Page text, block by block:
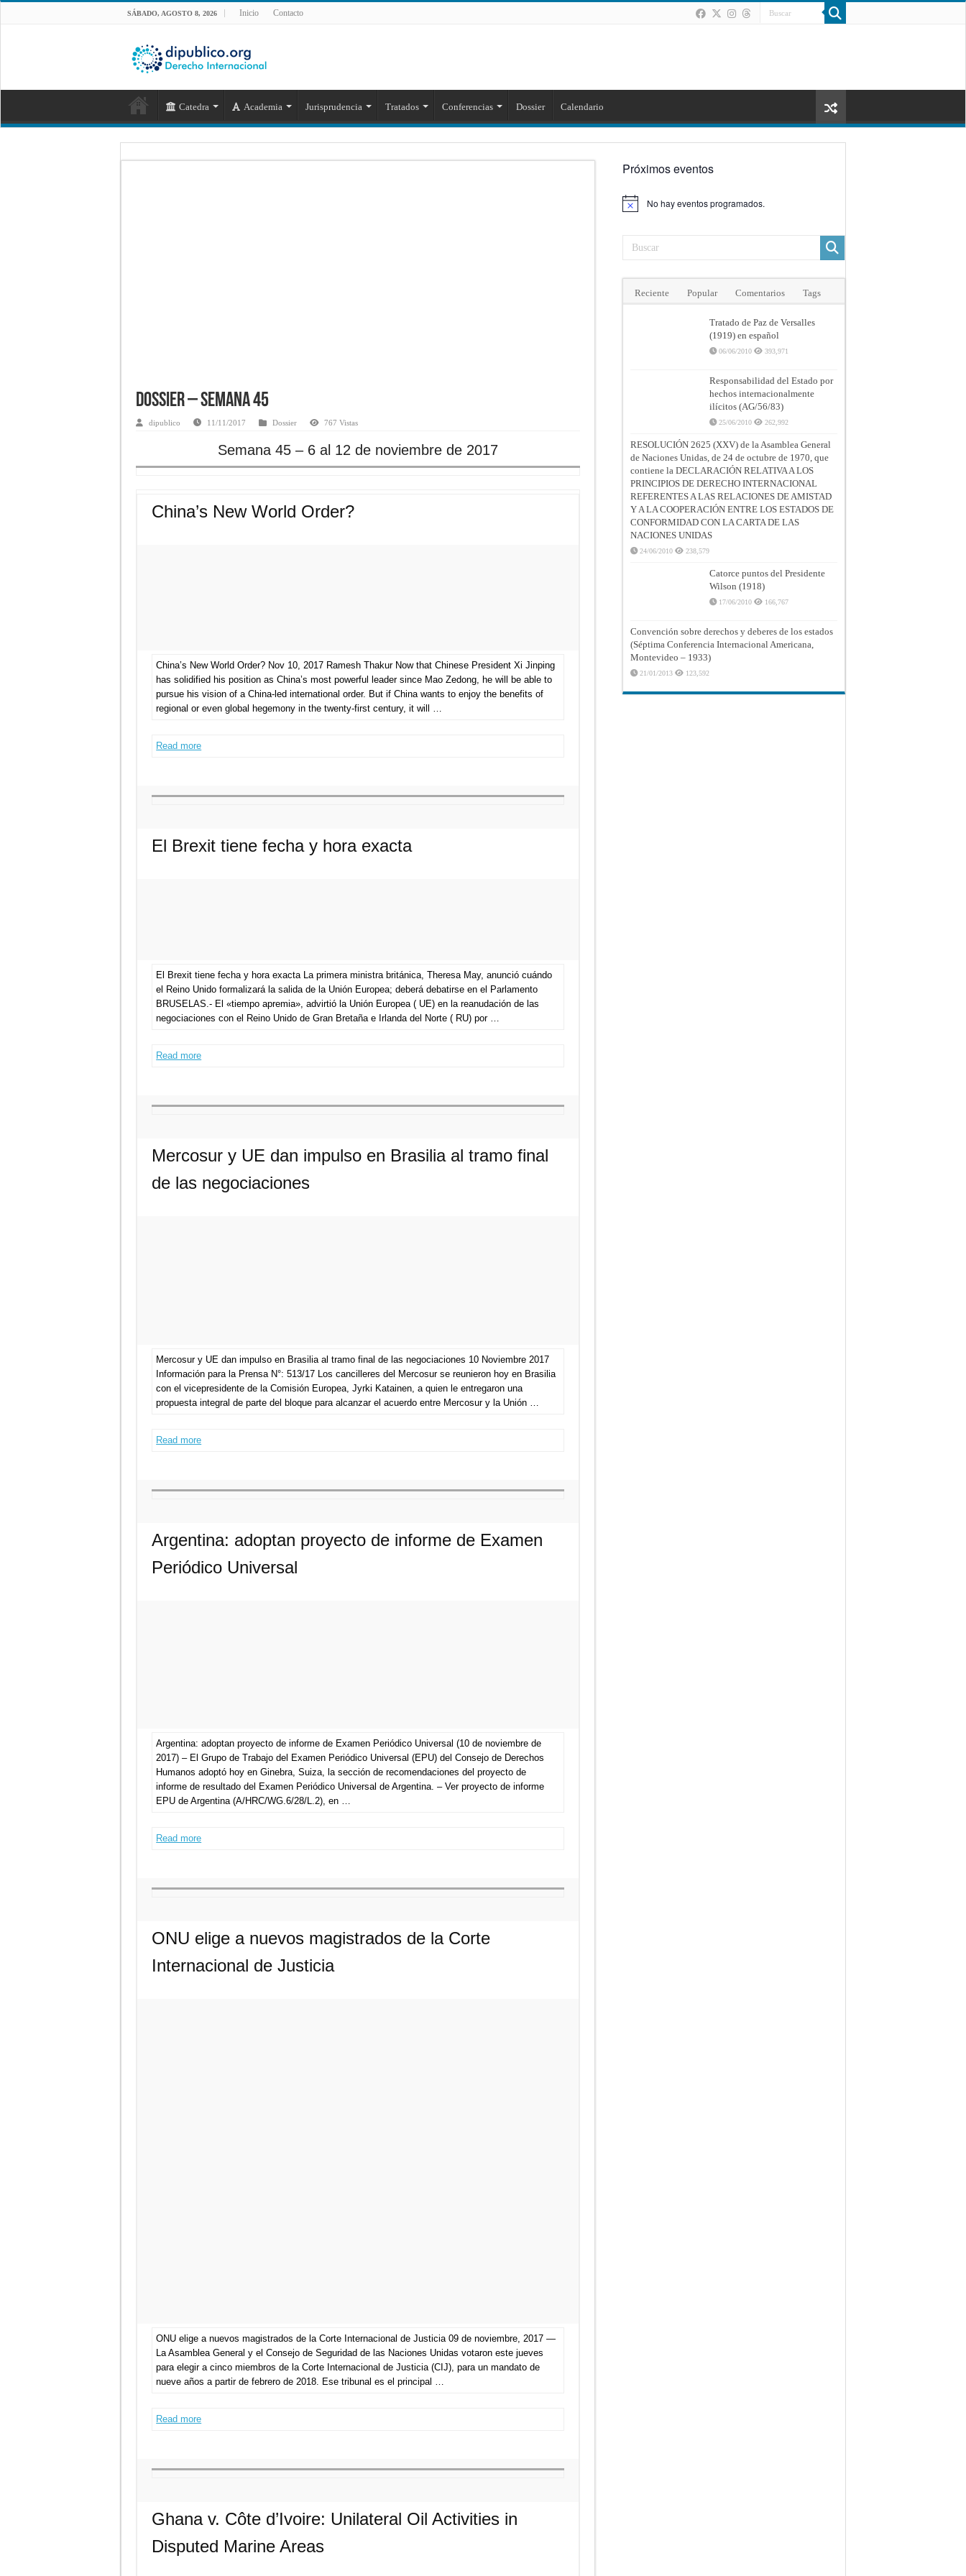
SÁBADO, AGOSTO 8, 2026 Inicio Contacto
Catedra Academia Jurisprudencia Tratados Conferencias Dossier Calendario
Dossier – Semana 45
dipublico 11/11/2017 Dossier 767 Vistas
Semana 45 – 6 al 12 de noviembre de 2017
China’s New World Order?
China’s New World Order? Nov 10, 2017 Ramesh Thakur Now that Chinese President Xi Jinping
has solidified his position as China’s most powerful leader since Mao Zedong, he will be able to
pursue his vision of a China-led international order. But if China wants to enjoy the benefits of
regional or even global hegemony in the twenty-first century, it will …
Read more
El Brexit tiene fecha y hora exacta
El Brexit tiene fecha y hora exacta La primera ministra británica, Theresa May, anunció cuándo
el Reino Unido formalizará la salida de la Unión Europea; deberá debatirse en el Parlamento
BRUSELAS.- El «tiempo apremia», advirtió la Unión Europea ( UE) en la reanudación de las
negociaciones con el Reino Unido de Gran Bretaña e Irlanda del Norte ( RU) por …
Read more
Mercosur y UE dan impulso en Brasilia al tramo final
de las negociaciones
Mercosur y UE dan impulso en Brasilia al tramo final de las negociaciones 10 Noviembre 2017
Información para la Prensa N°: 513/17 Los cancilleres del Mercosur se reunieron hoy en Brasilia
con el vicepresidente de la Comisión Europea, Jyrki Katainen, a quien le entregaron una
propuesta integral de parte del bloque para alcanzar el acuerdo entre Mercosur y la Unión …
Read more
Argentina: adoptan proyecto de informe de Examen
Periódico Universal
Argentina: adoptan proyecto de informe de Examen Periódico Universal (10 de noviembre de
2017) – El Grupo de Trabajo del Examen Periódico Universal (EPU) del Consejo de Derechos
Humanos adoptó hoy en Ginebra, Suiza, la sección de recomendaciones del proyecto de
informe de resultado del Examen Periódico Universal de Argentina. – Ver proyecto de informe
EPU de Argentina (A/HRC/WG.6/28/L.2), en …
Read more
ONU elige a nuevos magistrados de la Corte
Internacional de Justicia
ONU elige a nuevos magistrados de la Corte Internacional de Justicia 09 de noviembre, 2017 —
La Asamblea General y el Consejo de Seguridad de las Naciones Unidas votaron este jueves
para elegir a cinco miembros de la Corte Internacional de Justicia (CIJ), para un mandato de
nueve años a partir de febrero de 2018. Ese tribunal es el principal …
Read more
Ghana v. Côte d’Ivoire: Unilateral Oil Activities in
Disputed Marine Areas
Próximos eventos
Aviso No hay eventos programados.
Reciente Popular Comentarios Tags
Tratado de Paz de Versalles
(1919) en español
06/06/2010 393,971
Responsabilidad del Estado por
hechos internacionalmente
ilícitos (AG/56/83)
25/06/2010 262,992
RESOLUCIÓN 2625 (XXV) de la Asamblea General
de Naciones Unidas, de 24 de octubre de 1970, que
contiene la DECLARACIÓN RELATIVA A LOS
PRINCIPIOS DE DERECHO INTERNACIONAL
REFERENTES A LAS RELACIONES DE AMISTAD
Y A LA COOPERACIÓN ENTRE LOS ESTADOS DE
CONFORMIDAD CON LA CARTA DE LAS
NACIONES UNIDAS
24/06/2010 238,579
Catorce puntos del Presidente
Wilson (1918)
17/06/2010 166,767
Convención sobre derechos y deberes de los estados
(Séptima Conferencia Internacional Americana,
Montevideo – 1933)
21/01/2013 123,592